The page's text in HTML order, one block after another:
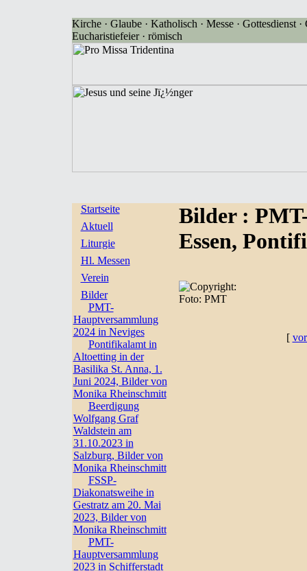
Kirche · Glaube · Katholisch · Messe · Gottesdienst
Eucharistiefeier · römisch
Startseite
Aktuell
Liturgie
Hl. Messen
Verein
Bilder
PMT-
Hauptversammlung
2024 in Neviges
Pontifikalamt in
Altoetting in der
Basilika St. Anna, 1.
Juni 2024, Bilder von
Monika Rheinschmitt
Beerdigung
Wolfgang Graf
Waldstein am
31.10.2023 in
Salzburg, Bilder von
Monika Rheinschmitt
FSSP-
Diakonatsweihe in
Gestratz am 20. Mai
2023, Bilder von
Monika Rheinschmitt
PMT-
Hauptversammlung
2023 in Schifferstadt
Bilder :
Essen,
Foto: PMT
[